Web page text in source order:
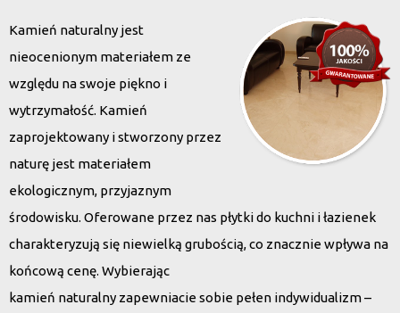
Kamień naturalny jest
nieocenionym materiałem ze
względu na swoje piękno i
wytrzymałość. Kamień
zaprojektowany i stworzony przez
naturę jest materiałem
ekologicznym, przyjaznym
środowisku. Oferowane przez nas płytki do kuchni i łazienek
charakteryzują się niewielką grubością, co znacznie wpływa na
końcową cenę. Wybierając
kamień naturalny zapewniacie sobie pełen indywidualizm –